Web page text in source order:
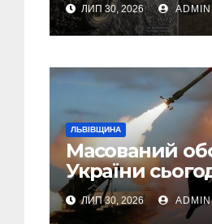
скутера, а
неповнолітній
ЛИП 30, 2026 ADMIN
ЛЬВІВЩИНА
Масований
України
У Львові
дві
ЛИП 30, 2026 ADMIN